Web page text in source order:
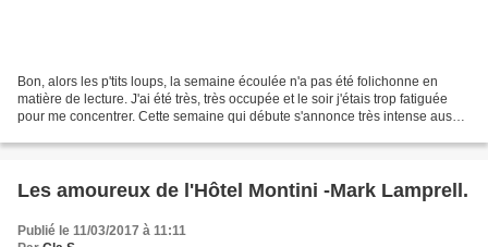
Bon, alors les p'tits loups, la semaine écoulée n'a pas été folichonne en
matière de lecture. J'ai été très, très occupée et le soir j'étais trop fatiguée
pour me concentrer. Cette semaine qui débute s'annonce très intense aussi,
Les amoureux de l'Hôtel Montini -Mark Lamprell.
Publié le 11/03/2017 à 11:11